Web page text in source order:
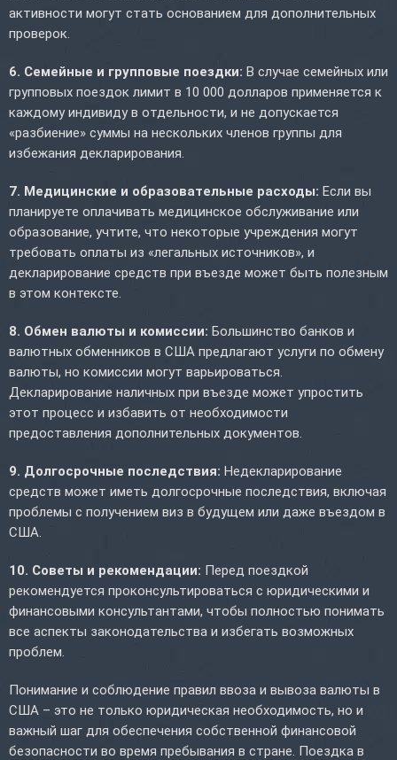
активности могут стать основанием для дополнительных
проверок.
6. Семейные и групповые поездки: В случае семейных или
групповых поездок лимит в 10 000 долларов применяется к
каждому индивиду в отдельности, и не допускается
«разбиение» суммы на нескольких членов группы для
избежания декларирования.
7. Медицинские и образовательные расходы: Если вы
планируете оплачивать медицинское обслуживание или
образование, учтите, что некоторые учреждения могут
требовать оплаты из «легальных источников», и
декларирование средств при въезде может быть полезным
в этом контексте.
8. Обмен валюты и комиссии: Большинство банков и
валютных обменников в США предлагают услуги по обмену
валюты, но комиссии могут варьироваться.
Декларирование наличных при въезде может упростить
этот процесс и избавить от необходимости
предоставления дополнительных документов.
9. Долгосрочные последствия: Недекларирование
средств может иметь долгосрочные последствия, включая
проблемы с получением виз в будущем или даже въездом в
США.
10. Советы и рекомендации: Перед поездкой
рекомендуется проконсультироваться с юридическими и
финансовыми консультантами, чтобы полностью понимать
все аспекты законодательства и избегать возможных
проблем.
Понимание и соблюдение правил ввоза и вывоза валюты в
США – это не только юридическая необходимость, но и
важный шаг для обеспечения собственной финансовой
безопасности во время пребывания в стране. Поездка в